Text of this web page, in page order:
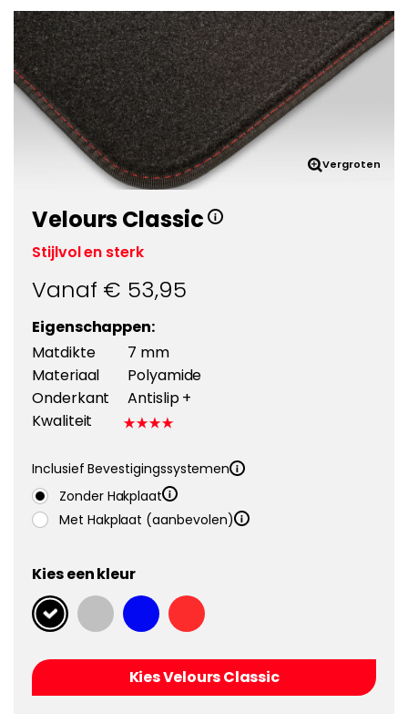
Vergroten
Velours Classic
Stijlvol en sterk
Vanaf € 53,95
Eigenschappen:
Matdikte
7 mm
Materiaal
Polyamide
Onderkant
Antislip +
Kwaliteit
Inclusief Bevestigingssystemen
Zonder Hakplaat
Met Hakplaat (aanbevolen)
Kies een kleur
Kies Velours Classic